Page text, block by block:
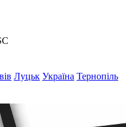
Луцьк Україна Тернопіль